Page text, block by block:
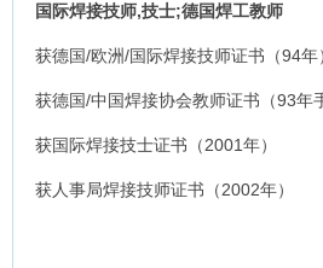
国际焊接技师,技士;德国焊工教师
获德国/欧洲/国际焊接技师证书（94年
获德国/中国焊接协会教师证书（93年
获国际焊接技士证书（2001年）
获人事局焊接技师证书（2002年）